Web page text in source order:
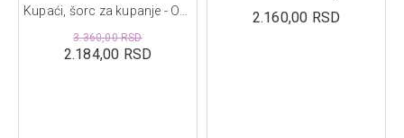
2.184,00 RSD
3.360,00 RSD
2.160,00 RSD